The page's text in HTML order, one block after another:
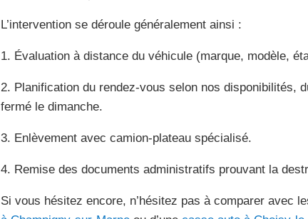
L’intervention se déroule généralement ainsi :
1. Évaluation à distance du véhicule (marque, modèle,
2. Planification du rendez-vous selon nos disponibilités,
fermé le dimanche.
3. Enlèvement avec camion-plateau spécialisé.
4. Remise des documents administratifs prouvant la
Si vous hésitez encore, n’hésitez pas à comparer avec